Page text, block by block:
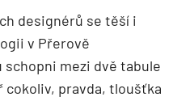
designérů se těší i
v Přerově
schopni mezi dvě tabule
cokoliv, pravda, tloušťka